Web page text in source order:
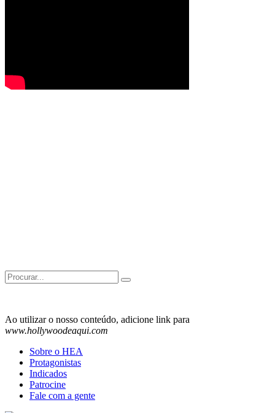
Search
for:
Ao utilizar o nosso conteúdo, adicione link para
www.hollywoodeaqui.com
Sobre o HEA
Protagonistas
Indicados
Patrocine
Fale com a gente